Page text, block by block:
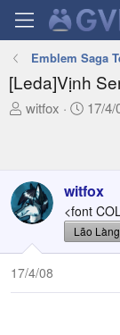
Emblem Saga
[Leda]Vịnh
T
a
d
s
a
r
t
witfox
N
g
ử
i
17/4/
witfox
<font
Lão
17/4/08